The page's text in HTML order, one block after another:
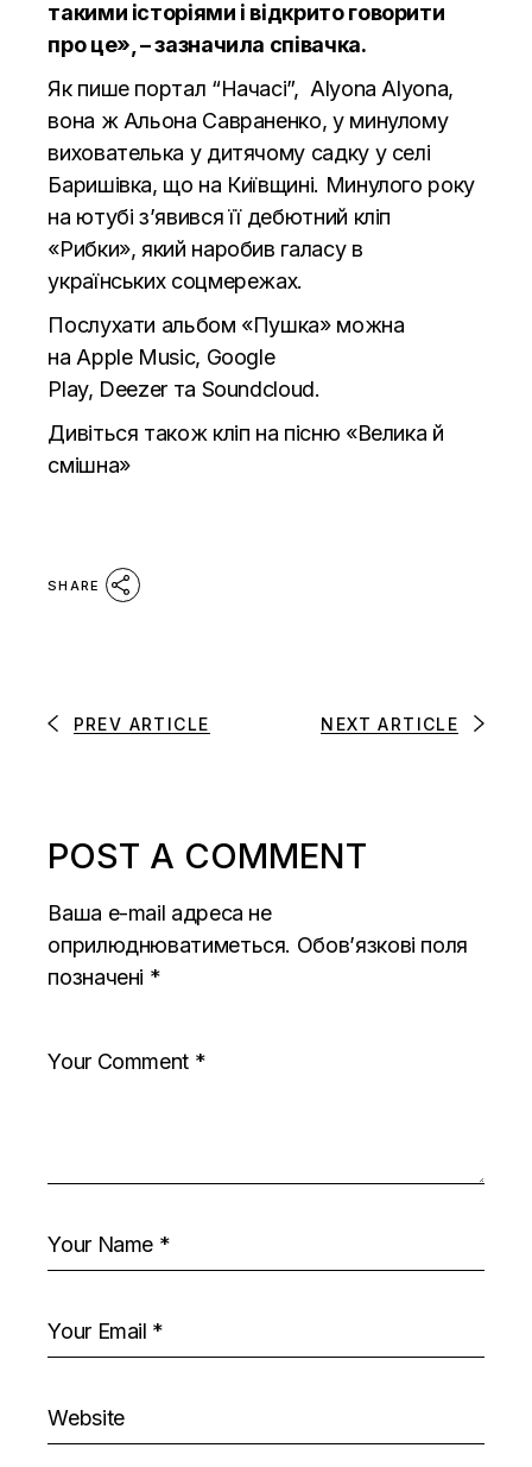
такими історіями і відкрито говорити
про це», – зазначила співачка.
Як пише портал “Начасі”, Аlyona Аlyona,
вона ж Альона Савраненко, у минулому
вихователька у дитячому садку у селі
Баришівка, що на Київщині. Минулого року
на ютубі з’явився її дебютний кліп
«Рибки», який наробив галасу в
українських соцмережах.
Послухати альбом «Пушка» можна
на Apple Music, Google
Play, Deezer та Soundcloud.
Дивіться також кліп на пісню «Велика й
смішна»
SHARE
PREV ARTICLE NEXT ARTICLE
POST A COMMENT
Ваша e-mail адреса не
оприлюднюватиметься. Обов’язкові поля
позначені *